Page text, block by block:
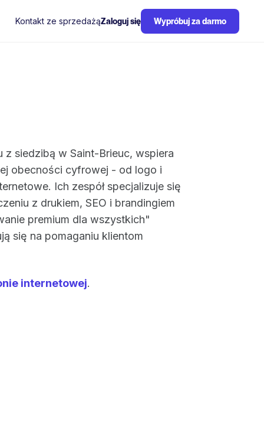
Kontakt ze sprzedażąZaloguj się Wypróbuj za darmo
z siedzibą w Saint-Brieuc, wspiera
obecności cyfrowej - od logo i
Ich zespół specjalizuje się
z drukiem, SEO i brandingiem
premium dla wszystkich"
się na pomaganiu klientom
internetowej.